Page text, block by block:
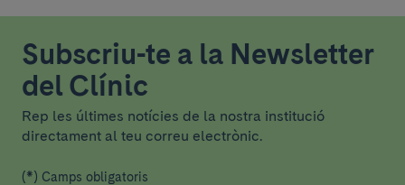
Subscriu-te a la Newsletter
del Clínic
Rep les últimes notícies de la nostra institució
directament al teu correu electrònic.
(*) Camps obligatoris